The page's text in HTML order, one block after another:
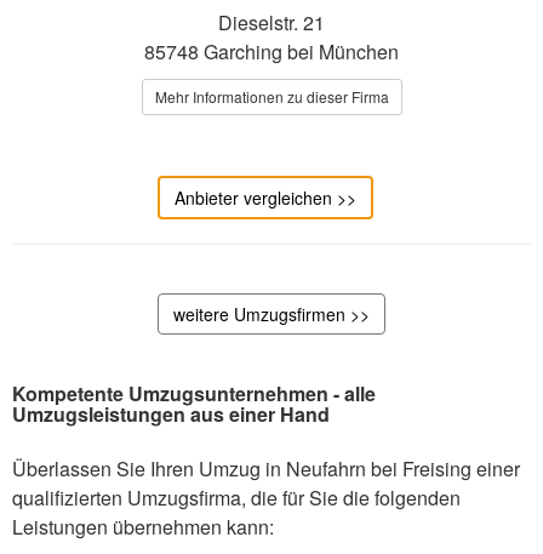
Dieselstr. 21
85748 Garching bei München
Mehr Informationen zu dieser Firma
Anbieter vergleichen >>
weitere Umzugsfirmen >>
Kompetente Umzugsunternehmen - alle
Umzugsleistungen aus einer Hand
Überlassen Sie Ihren Umzug in Neufahrn bei Freising einer
qualifizierten Umzugsfirma, die für Sie die folgenden
Leistungen übernehmen kann: